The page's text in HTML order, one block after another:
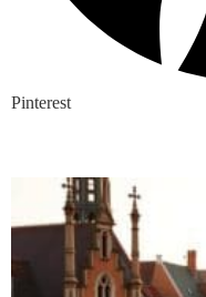
Pinterest